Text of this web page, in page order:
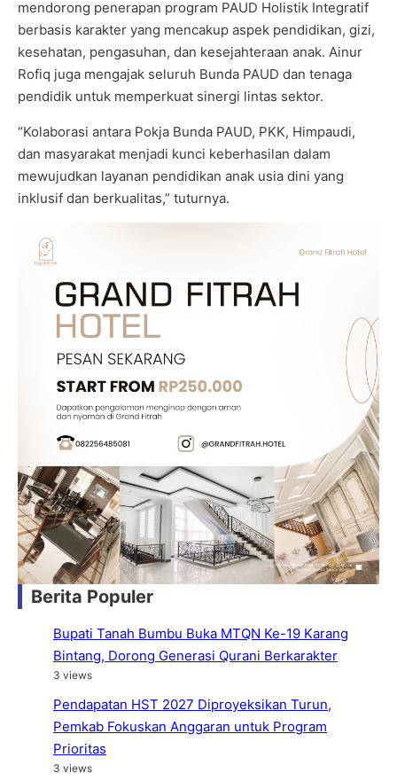
mendorong penerapan program PAUD Holistik Integratif
berbasis karakter yang mencakup aspek pendidikan, gizi,
kesehatan, pengasuhan, dan kesejahteraan anak. Ainur
Rofiq juga mengajak seluruh Bunda PAUD dan tenaga
pendidik untuk memperkuat sinergi lintas sektor.
“Kolaborasi antara Pokja Bunda PAUD, PKK, Himpaudi,
dan masyarakat menjadi kunci keberhasilan dalam
mewujudkan layanan pendidikan anak usia dini yang
inklusif dan berkualitas,” tuturnya.
Berita Populer
Bupati Tanah Bumbu Buka MTQN Ke-19 Karang
Bintang, Dorong Generasi Qurani Berkarakter
3 views
Pendapatan HST 2027 Diproyeksikan Turun,
Pemkab Fokuskan Anggaran untuk Program
Prioritas
3 views